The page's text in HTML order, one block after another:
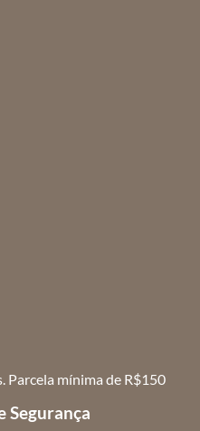
Parcela mínima de R$150
Segurança